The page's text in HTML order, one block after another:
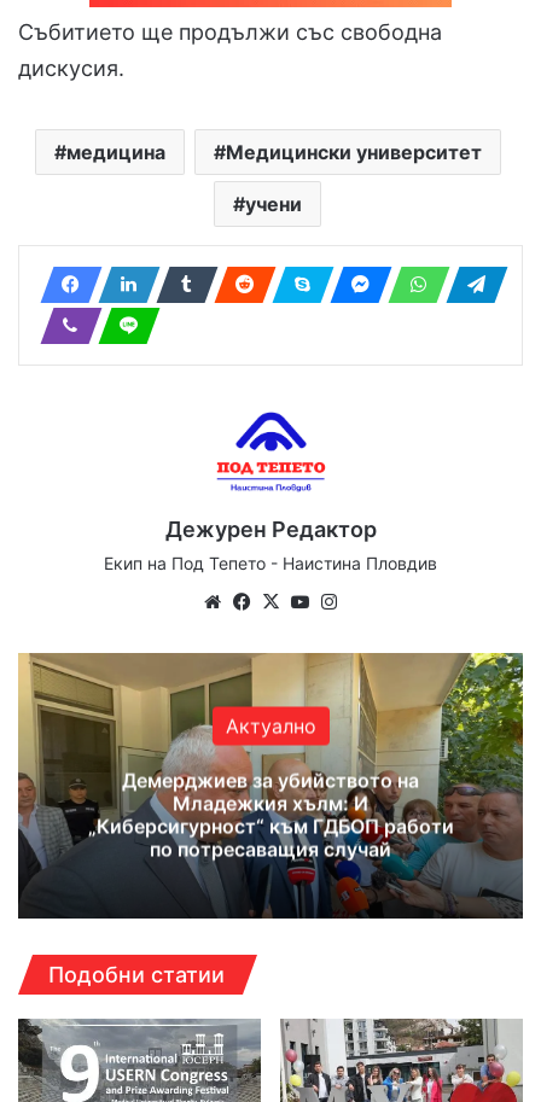
Събитието ще продължи със свободна
дискусия.
медицина Медицински университет
учени
Дежурен Редактор
Екип на Под Тепето - Наистина Пловдив
WebsiteFacebook
X YouTube
Актуално
Демерджиев за убийството на
Младежкия хълм: И
„Киберсигурност“ към ГДБОП работи
по потресаващия случай
Подобни статии